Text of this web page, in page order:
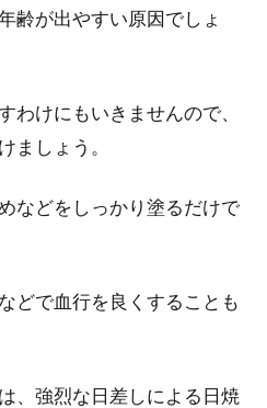
ます...
を手作りしてみよう！自宅
るプリントの仕方
こだわりのある方は、世界にひとつ
気の秘密とは？
齢が出やすい原因でしょ
わけにもいきませんので、
ましょう。
などをしっかり塗るだけで
どで血行を良くすることも
、強烈な日差しによる日焼